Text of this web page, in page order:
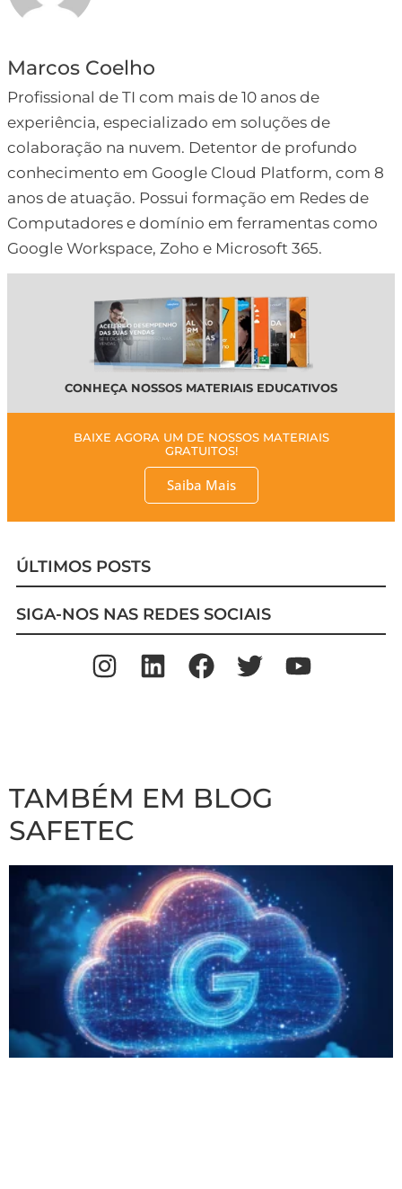
Marcos Coelho
Profissional de TI com mais de 10 anos de
experiência, especializado em soluções de
colaboração na nuvem. Detentor de profundo
conhecimento em Google Cloud Platform, com 8
anos de atuação. Possui formação em Redes de
Computadores e domínio em ferramentas como
Google Workspace, Zoho e Microsoft 365.
CONHEÇA NOSSOS MATERIAIS EDUCATIVOS
BAIXE AGORA UM DE NOSSOS MATERIAIS
GRATUITOS!
Saiba Mais
ÚLTIMOS POSTS
SIGA-NOS NAS REDES SOCIAIS
TAMBÉM EM BLOG
SAFETEC